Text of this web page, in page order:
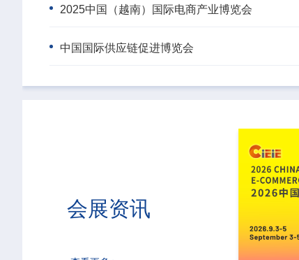
2025中国（越南）国际电商产业博览会
中国国际供应链促进博览会
会展资讯